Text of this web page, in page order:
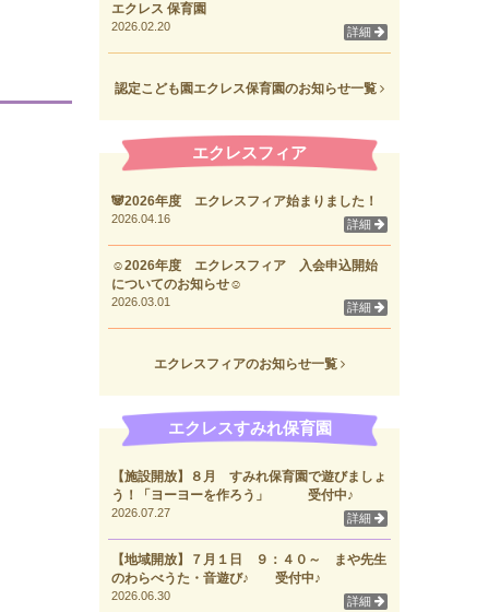
エクレス 保育園
2026.02.20 詳細
認定こども園エクレス保育園のお知らせ一覧
エクレスフィア
🐼2026年度 エクレスフィア始まりました！
2026.04.16 詳細
☺2026年度 エクレスフィア 入会申込開始
についてのお知らせ☺
2026.03.01 詳細
エクレスフィアのお知らせ一覧
エクレスすみれ保育園
【施設開放】８月 すみれ保育園で遊びましょ
う！「ヨーヨーを作ろう」 受付中♪
2026.07.27 詳細
【地域開放】７月１日 ９：４０～ まや先生
のわらべうた・音遊び♪ 受付中♪
2026.06.30 詳細